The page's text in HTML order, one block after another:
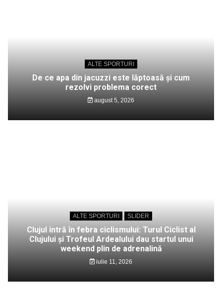
ALTE SPORTURI
De ce apa din jacuzzi este lăptoasă și cum
rezolvi problema corect
august 5, 2026
ALTE SPORTURI SLIDER
Clujul intră în febra ciclismului: Turul Ciclist al
Clujului și Trofeul Ardealului dau startul unui
weekend plin de adrenalină
iulie 11, 2026